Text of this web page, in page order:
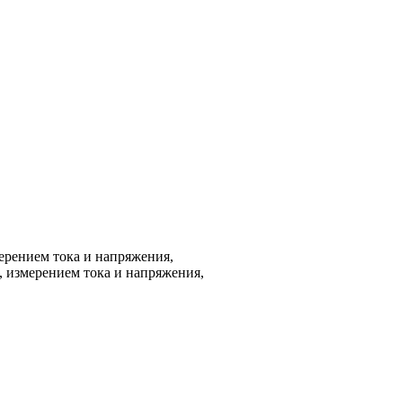
тока и напряжения,
измерением тока и напряжения,